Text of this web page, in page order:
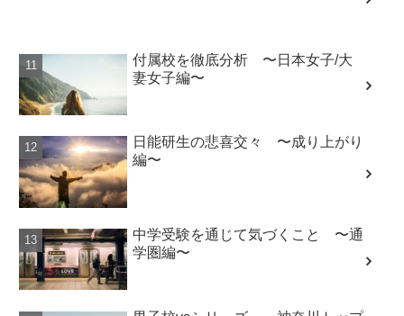
付属校を徹底分析 〜日本女子/大
妻女子編〜
日能研生の悲喜交々 〜成り上がり
編〜
中学受験を通じて気づくこと 〜通
学圏編〜